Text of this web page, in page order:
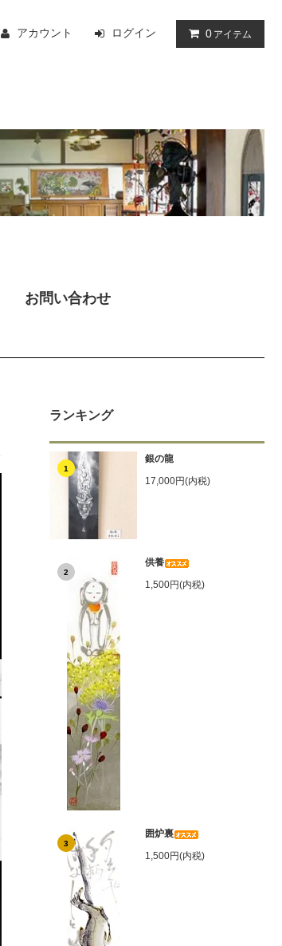
アカウント ログイン 0 アイテム
お問い合わせ
ランキング
1
銀の龍
17,000円(内税)
2
供養
1,500円(内税)
3
囲炉裏
1,500円(内税)